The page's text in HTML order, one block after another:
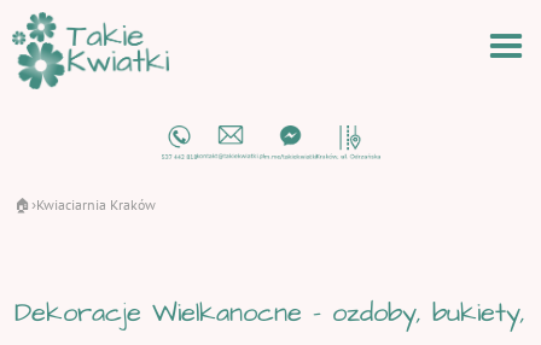
🏠 ›Kwiaciarnia Kraków
Dekoracje Wielkanocne - ozdoby, bukiety,